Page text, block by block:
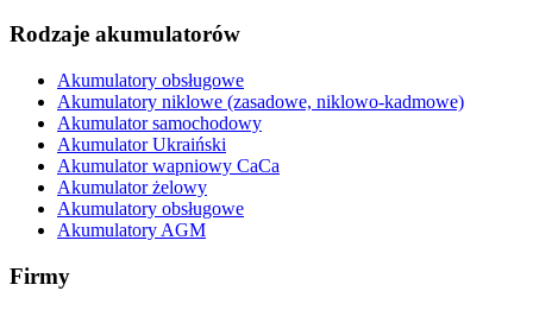
Rodzaje akumulatorów
Akumulatory obsługowe
Akumulatory niklowe (zasadowe, niklowo-kadmowe)
Akumulator samochodowy
Akumulator Ukraiński
Akumulator wapniowy CaCa
Akumulator żelowy
Akumulatory obsługowe
Akumulatory AGM
Firmy